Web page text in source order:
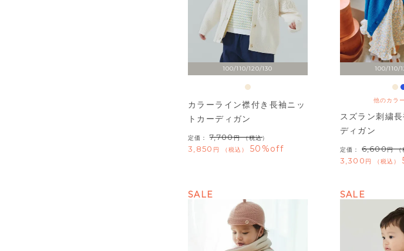
100/110/120/130
カラーライン襟付き長袖ニッ
トカーディガン
定価： 7,700 （税込）
3,850 税込 50%off
100/110/
他のカラ
スズラン刺繍
ディガン
定価： 6,600 （
3,300 税込
SALE SALE